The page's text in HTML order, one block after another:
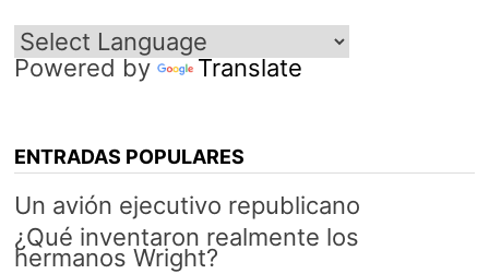
Powered by Translate
ENTRADAS POPULARES
Un avión ejecutivo republicano
¿Qué inventaron realmente los
hermanos Wright?